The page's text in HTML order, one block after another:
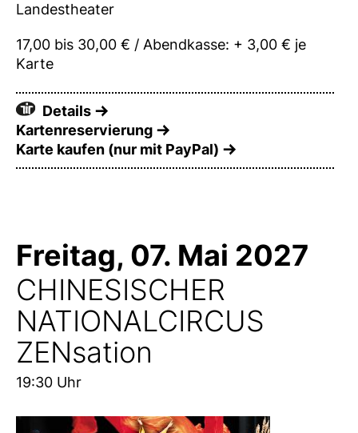
Landestheater
17,00 bis 30,00 € / Abendkasse: + 3,00 € je
Karte
Details
Kartenreservierung
Karte kaufen (nur mit PayPal)
Freitag, 07. Mai 2027
CHINESISCHER
NATIONALCIRCUS
ZENsation
19:30 Uhr